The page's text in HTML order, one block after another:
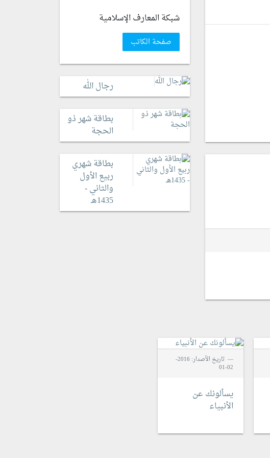
شبكة المعارف الإسلامية
صفحة الكاتب
رجال الله
بطاقة شهر ذو
الحجة
بطاقة شهري
ربيع الأول
والثاني -
1435هـ
تاريخ الأصدار: 2016-
02-01
يسألونك عن
الأنبياء